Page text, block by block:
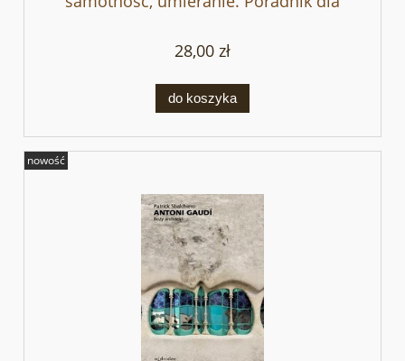
28,00 zł
do koszyka
nowość